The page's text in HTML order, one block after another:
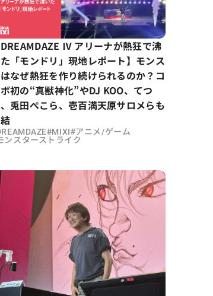
DREAMDAZE Ⅳ アリーナが熱狂で沸
「モンドリ」現地レポート】モンス
はなぜ熱狂を作り続けられるのか？コ
初の“真獣神化”やDJ KOO、てつ
兎田ぺこら、壱百満天原サロメらも
#MIXI#アニメ/ゲーム
ンスターストライク